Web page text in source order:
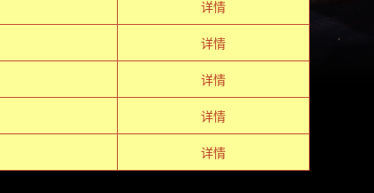
详情
详情
详情
详情
详情